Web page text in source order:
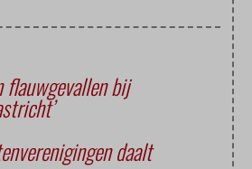
flauwgevallen bij
daalt